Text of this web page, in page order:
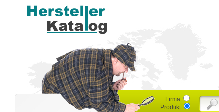
Firma
Produkt